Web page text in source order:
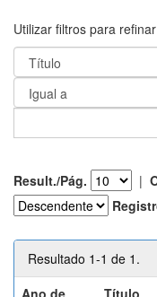
Utilizar filtros para
Result./Pág. |
Resultado 1-1 de 1.
Ano de
Título